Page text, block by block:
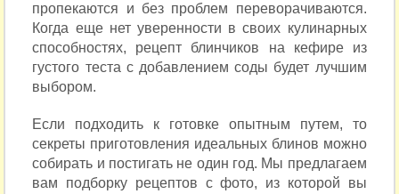
пропекаются и без проблем переворачиваются.
Когда еще нет уверенности в своих кулинарных
способностях, рецепт блинчиков на кефире из
густого теста с добавлением соды будет лучшим
выбором.
Если подходить к готовке опытным путем, то
секреты приготовления идеальных блинов можно
собирать и постигать не один год. Мы предлагаем
вам подборку рецептов с фото, из которой вы